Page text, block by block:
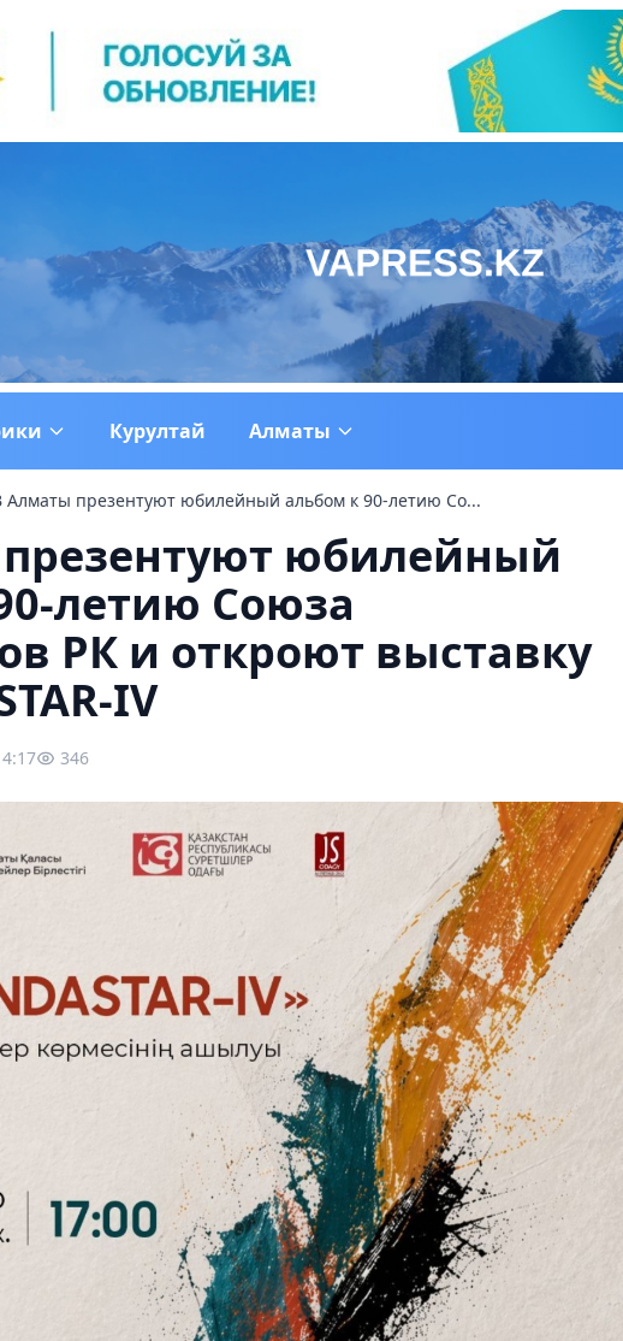
Курултай Алматы
Алматы презентуют юбилейный альбом к 90-летию Со...
юбилейный
летию Союза
РК и откроют выставку
IV
346